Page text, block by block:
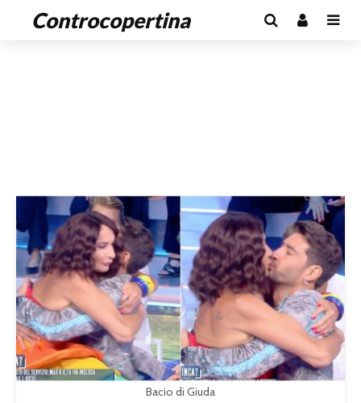
Controcopertina
Bacio di Giuda